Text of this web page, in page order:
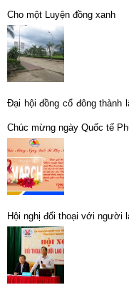
Cho một Luyện đồng xanh
Đại hội đồng cổ đông thành
Chúc mừng ngày Quốc tế
Hội nghị đối thoại với người